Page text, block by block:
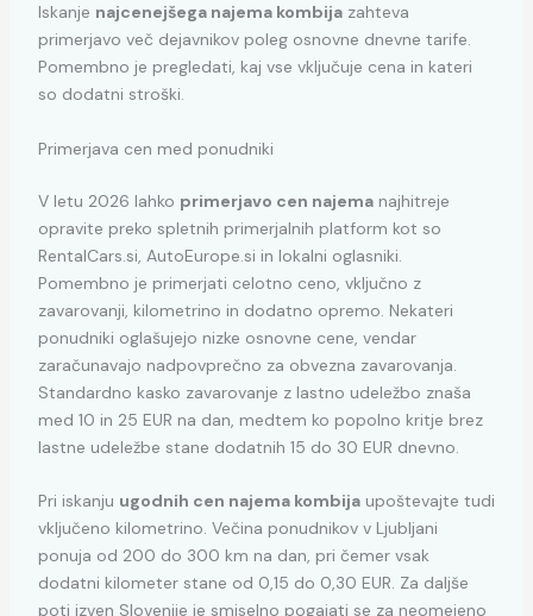
Iskanje najcenejšega najema kombijazahteva
primerjavo več dejavnikov poleg osnovne dnevne tarife.
Pomembno je pregledati, kaj vse vključuje cena in kateri
so dodatni stroški.
Primerjava cen med ponudniki
V letu 2026 lahko primerjavo cen najemanajhitreje
opravite preko spletnih primerjalnih platform kot so
RentalCars.si, AutoEurope.si in lokalni oglasniki.
Pomembno je primerjati celotno ceno, vključno z
zavarovanji, kilometrino in dodatno opremo. Nekateri
ponudniki oglašujejo nizke osnovne cene, vendar
zaračunavajo nadpovprečno za obvezna zavarovanja.
Standardno kasko zavarovanje z lastno udeležbo znaša
med 10 in 25 EUR na dan, medtem ko popolno kritje brez
lastne udeležbe stane dodatnih 15 do 30 EUR dnevno.
Pri iskanju ugodnih cen najema kombijaupoštevajte tudi
vključeno kilometrino. Večina ponudnikov v Ljubljani
ponuja od 200 do 300 km na dan, pri čemer vsak
dodatni kilometer stane od 0,15 do 0,30 EUR. Za daljše
poti izven Slovenije je smiselno pogajati se za neomejeno